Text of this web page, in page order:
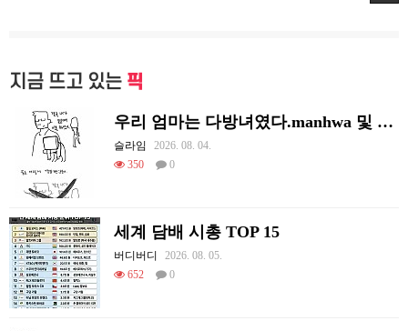
지금 뜨고 있는 픽
우리 엄마는 다방녀였다.manhwa 및 후기
슬라임
2026. 08. 04.
350
0
세계 담배 시총 TOP 15
버디버디
2026. 08. 05.
652
0